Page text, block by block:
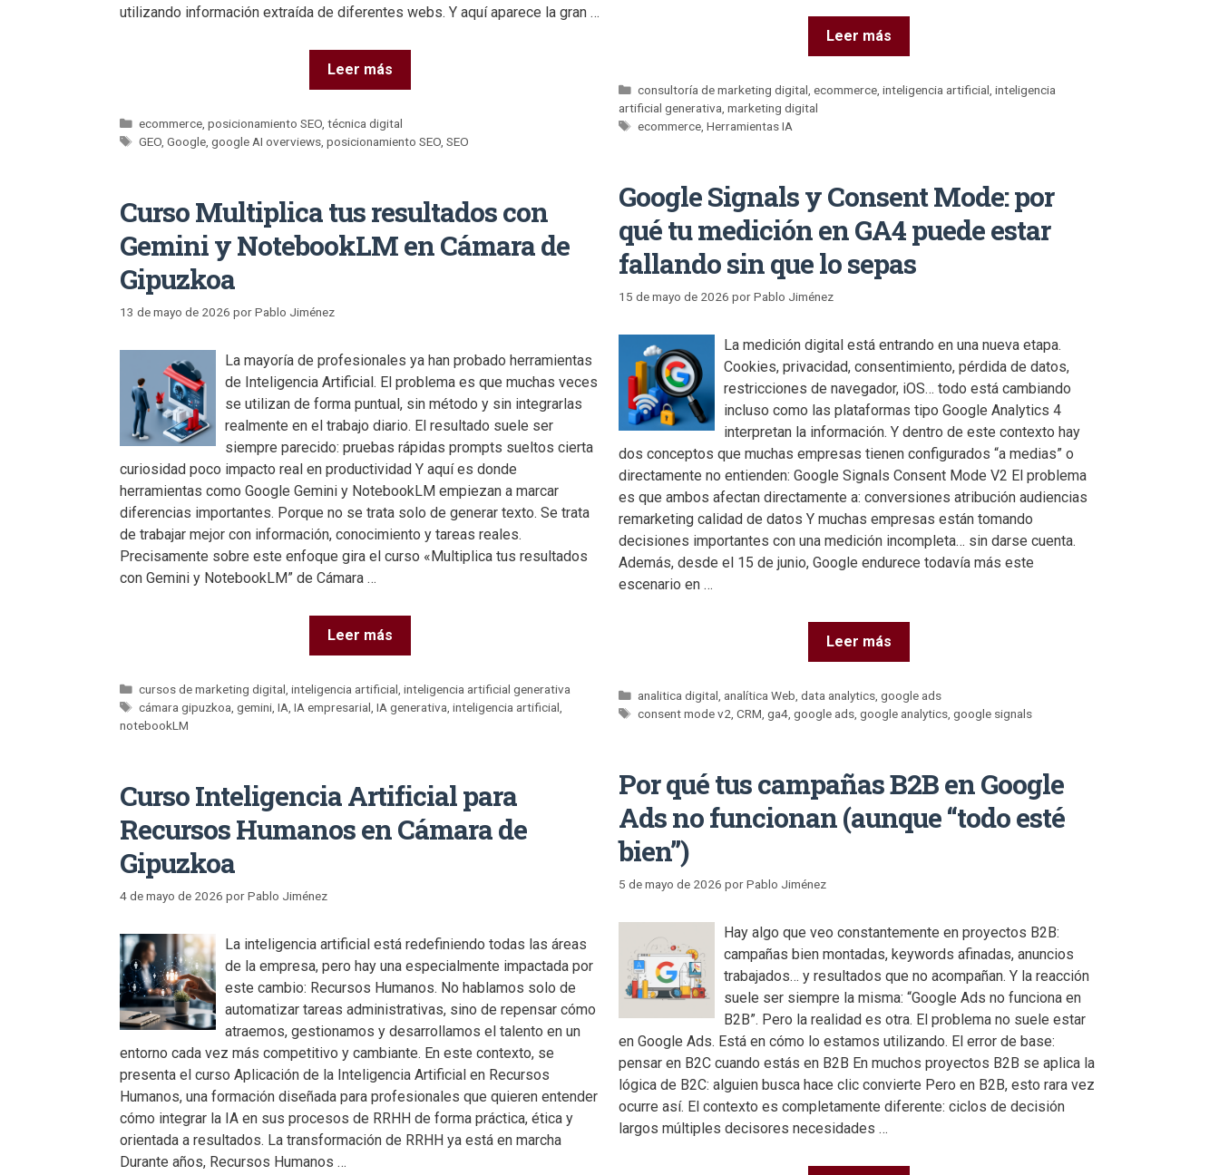
utilizando información extraída de diferentes webs. Y aquí aparece la gran …
Leer más
ecommerce ,posicionamiento SEO ,técnica digital
GEO ,Google ,google AI overviews ,posicionamiento SEO ,SEO
Leer más
consultoría de marketing digital ,ecommerce ,inteligencia artificial ,inteligencia
artificial generativa marketing digital
ecommerce ,Herramientas IA
Google Signals y Consent Mode: por
qué tu medición en GA4 puede estar
fallando sin que lo sepas
15 de mayo de 2026 porPablo Jiménez
La medición digital está entrando en una nueva etapa.
Cookies, privacidad, consentimiento, pérdida de datos,
restricciones de navegador, iOS… todo está cambiando
incluso como las plataformas tipo Google Analytics 4
interpretan la información. Y dentro de este contexto hay
dos conceptos que muchas empresas tienen configurados “a medias” o
directamente no entienden: Google Signals Consent Mode V2 El problema
es que ambos afectan directamente a: conversiones atribución audiencias
remarketing calidad de datos Y muchas empresas están tomando
decisiones importantes con una medición incompleta… sin darse cuenta.
Además, desde el 15 de junio, Google endurece todavía más este
escenario en …
Leer más
analitica digital analítica Web ,data analytics ,google ads
consent mode v2 ,CRM ,ga4 ,google ads ,google analytics ,google signals
Curso Multiplica tus resultados con
Gemini y NotebookLM en Cámara de
Gipuzkoa
13 de mayo de 2026 porPablo Jiménez
La mayoría de profesionales ya han probado herramientas
de Inteligencia Artificial. El problema es que muchas veces
se utilizan de forma puntual, sin método y sin integrarlas
realmente en el trabajo diario. El resultado suele ser
siempre parecido: pruebas rápidas prompts sueltos cierta
curiosidad poco impacto real en productividad Y aquí es donde
herramientas como Google Gemini y NotebookLM empiezan a marcar
diferencias importantes. Porque no se trata solo de generar texto. Se trata
de trabajar mejor con información, conocimiento y tareas reales.
Precisamente sobre este enfoque gira el curso «Multiplica tus resultados
con Gemini y NotebookLM” de Cámara …
Leer más
cursos de marketing digital ,inteligencia artificial ,inteligencia artificial generativa
cámara gipuzkoa ,gemini ,IA ,IA empresarial ,IA generativa ,inteligencia artificial
notebookLM
Por qué tus campañas B2B en Google
Ads no funcionan (aunque “todo esté
bien”)
5 de mayo de 2026 porPablo Jiménez
Hay algo que veo constantemente en proyectos B2B:
campañas bien montadas, keywords afinadas, anuncios
trabajados… y resultados que no acompañan. Y la reacción
suele ser siempre la misma: “Google Ads no funciona en
B2B”. Pero la realidad es otra. El problema no suele estar
en Google Ads. Está en cómo lo estamos utilizando. El error de base:
pensar en B2C cuando estás en B2B En muchos proyectos B2B se aplica la
lógica de B2C: alguien busca hace clic convierte Pero en B2B, esto rara vez
ocurre así. El contexto es completamente diferente: ciclos de decisión
largos múltiples decisores necesidades …
Curso Inteligencia Artificial para
Recursos Humanos en Cámara de
Gipuzkoa
4 de mayo de 2026 porPablo Jiménez
La inteligencia artificial está redefiniendo todas las áreas
de la empresa, pero hay una especialmente impactada por
este cambio: Recursos Humanos. No hablamos solo de
automatizar tareas administrativas, sino de repensar cómo
atraemos, gestionamos y desarrollamos el talento en un
entorno cada vez más competitivo y cambiante. En este contexto, se
presenta el curso Aplicación de la Inteligencia Artificial en Recursos
Humanos, una formación diseñada para profesionales que quieren entender
cómo integrar la IA en sus procesos de RRHH de forma práctica, ética y
orientada a resultados. La transformación de RRHH ya está en marcha
Durante años, Recursos Humanos …